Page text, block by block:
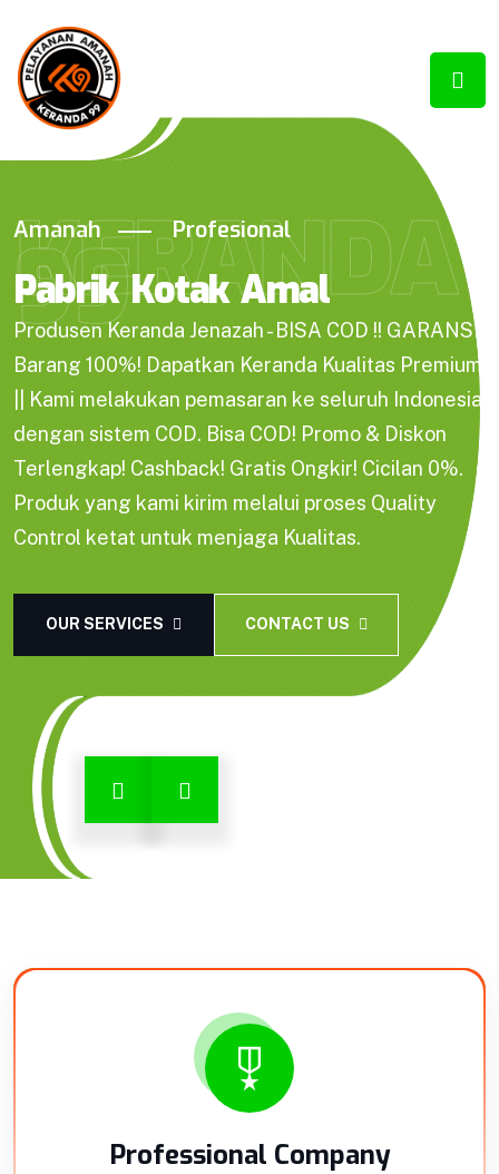
KERANDA
99
Amanah Profesional
Pabrik Kotak Amal
Produsen Keranda Jenazah - BISA COD !! GARANSI
Barang 100%! Dapatkan Keranda Kualitas Premium
|| Kami melakukan pemasaran ke seluruh Indonesia
dengan sistem COD. Bisa COD! Promo & Diskon
Terlengkap! Cashback! Gratis Ongkir! Cicilan 0%.
Produk yang kami kirim melalui proses Quality
Control ketat untuk menjaga Kualitas.
OUR SERVICES CONTACT US
Professional Company